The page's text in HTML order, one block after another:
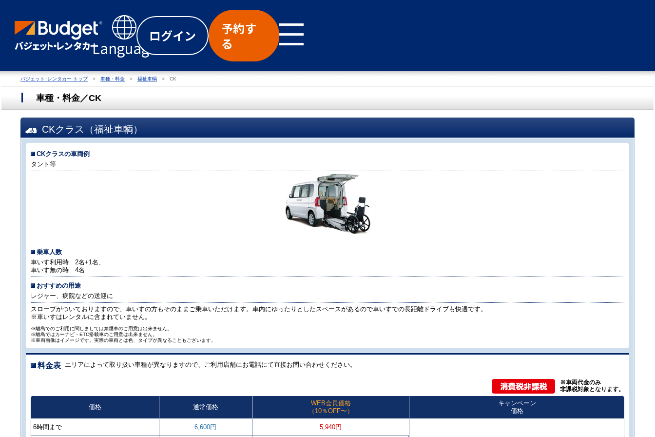
Language
ログイン
予約す
る
バジェット･レンタカー トップ 車種・料金 福祉車輌 CK
車種・料金／CK
CKクラス（福祉車輌）
CKクラスの車両例
タント等
乗車人数
車いす利用時 2名+1名、
車いす無の時 4名
おすすめの用途
レジャー、病院などの送迎に
スロープがついておりますので、車いすの方もそのままご乗車いただけます。車内にゆったりとしたスペースがあるので車いすでの長距離ドライブも快適です。
※車いすはレンタルに含まれていません。
※離島でのご利用に関しましては禁煙車のご用意は出来ません。
※離島ではカーナビ・ETC搭載車のご用意は出来ません。
※車両画像はイメージです。実際の車両とは色、タイプが異なることもございます。
料金表 エリアによって取り扱い車種が異なりますので、ご利用店舗にお電話にて直接お問い合わせください。
※車両代金のみ
非課税対象となります。
価格 通常価格
WEB会員価格
（10％OFF〜）
キャンペーン
価格
6時間まで 6,600円 5,940円